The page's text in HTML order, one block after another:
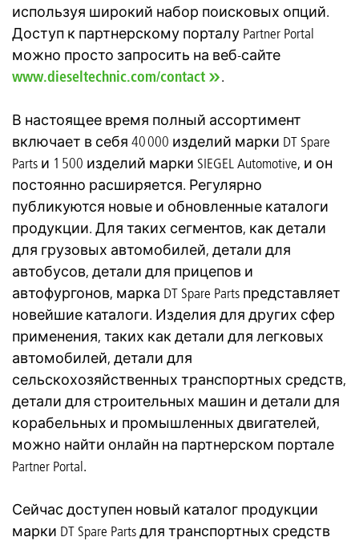
используя широкий набор поисковых опций.
Доступ к партнерскому порталу Partner Portal
можно просто запросить на веб-сайте
www.dieseltechnic.com/contact
.
В настоящее время полный ассортимент
включает в себя 40 000 изделий марки DT Spare
Parts и 1 500 изделий марки SIEGEL Automotive, и он
постоянно расширяется. Регулярно
публикуются новые и обновленные каталоги
продукции. Для таких сегментов, как детали
для грузовых автомобилей, детали для
автобусов, детали для прицепов и
автофургонов, марка DT Spare Parts представляет
новейшие каталоги. Изделия для других сфер
применения, таких как детали для легковых
автомобилей, детали для
сельскохозяйственных транспортных средств,
детали для строительных машин и детали для
корабельных и промышленных двигателей,
можно найти онлайн на партнерском портале
Partner Portal.
Сейчас доступен новый каталог продукции
марки DT Spare Parts для транспортных средств